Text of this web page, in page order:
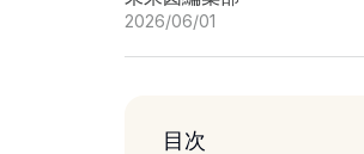
2026/06/01
目次